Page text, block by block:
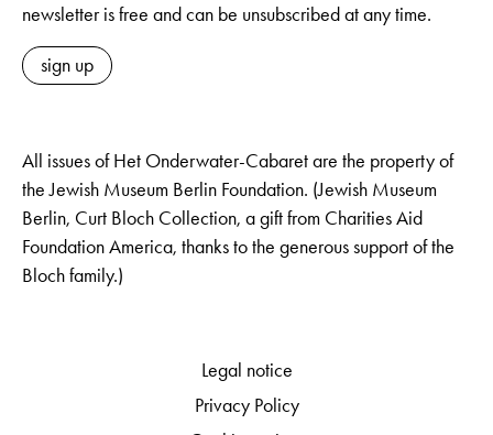
newsletter is free and can be unsubscribed at any time.
sign up
All issues of Het Onderwater-Cabaret are the property of
the Jewish Museum Berlin Foundation. (Jewish Museum
Berlin, Curt Bloch Collection, a gift from Charities Aid
Foundation America, thanks to the generous support of the
Bloch family.)
Legal notice
Privacy Policy